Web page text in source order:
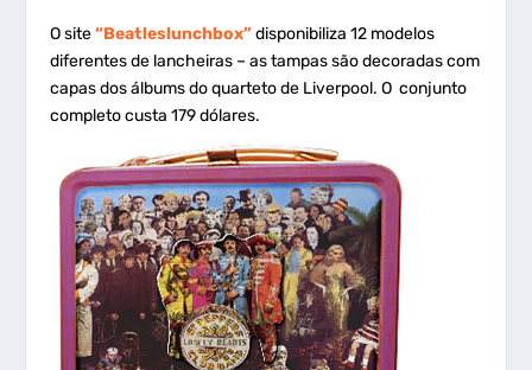
O site“Beatleslunchbox”disponibiliza 12 modelos
diferentes de lancheiras – as tampas são decoradas com
capas dos álbums do quarteto de Liverpool. O conjunto
completo custa 179 dólares.